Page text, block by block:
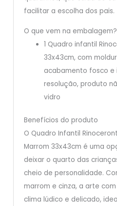
facilitar a escolha dos pais.
O que vem na embalagem?
1 Quadro infantil
33x43cm, com
acabamento fosco e
resolução, produto
vidro
Benefícios do produto
O Quadro Infantil
Marrom 33x43cm é uma
deixar o quarto das
cheio de personalidade.
marrom e cinza, a arte
clima lúdico e delicado,